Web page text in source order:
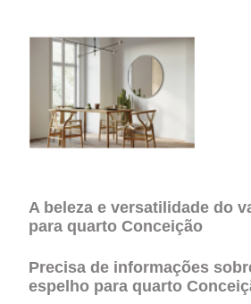
A beleza e versatilidade do
para quarto Conceição
Precisa de informações
espelho para quarto